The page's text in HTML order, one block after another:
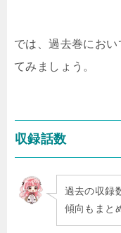
では、過去巻にお
てみましょう。
収録話数
過去の収録
傾向もまと